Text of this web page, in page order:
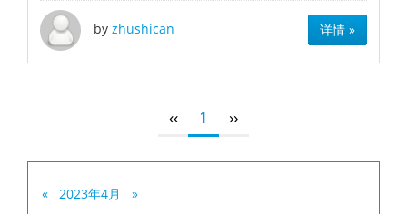
by zhushican 详情 »
‹‹ 1 ››
« 2023年4月 »